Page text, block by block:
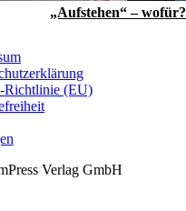
„Aufstehen“ – wofür?
Richtlinie (EU)
Verlag GmbH